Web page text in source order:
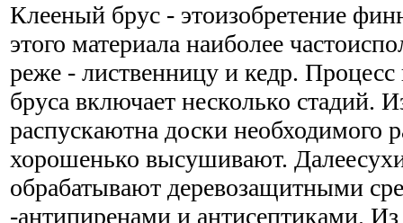
Клееный брус - этоизобретение
этого материала наиболее
реже - лиственницу и кедр. Процесс
бруса включает несколько стадий.
распускаютна доски необходимого
хорошенько высушивают.
обрабатывают деревозащитными
-антипиренами и антисептиками.